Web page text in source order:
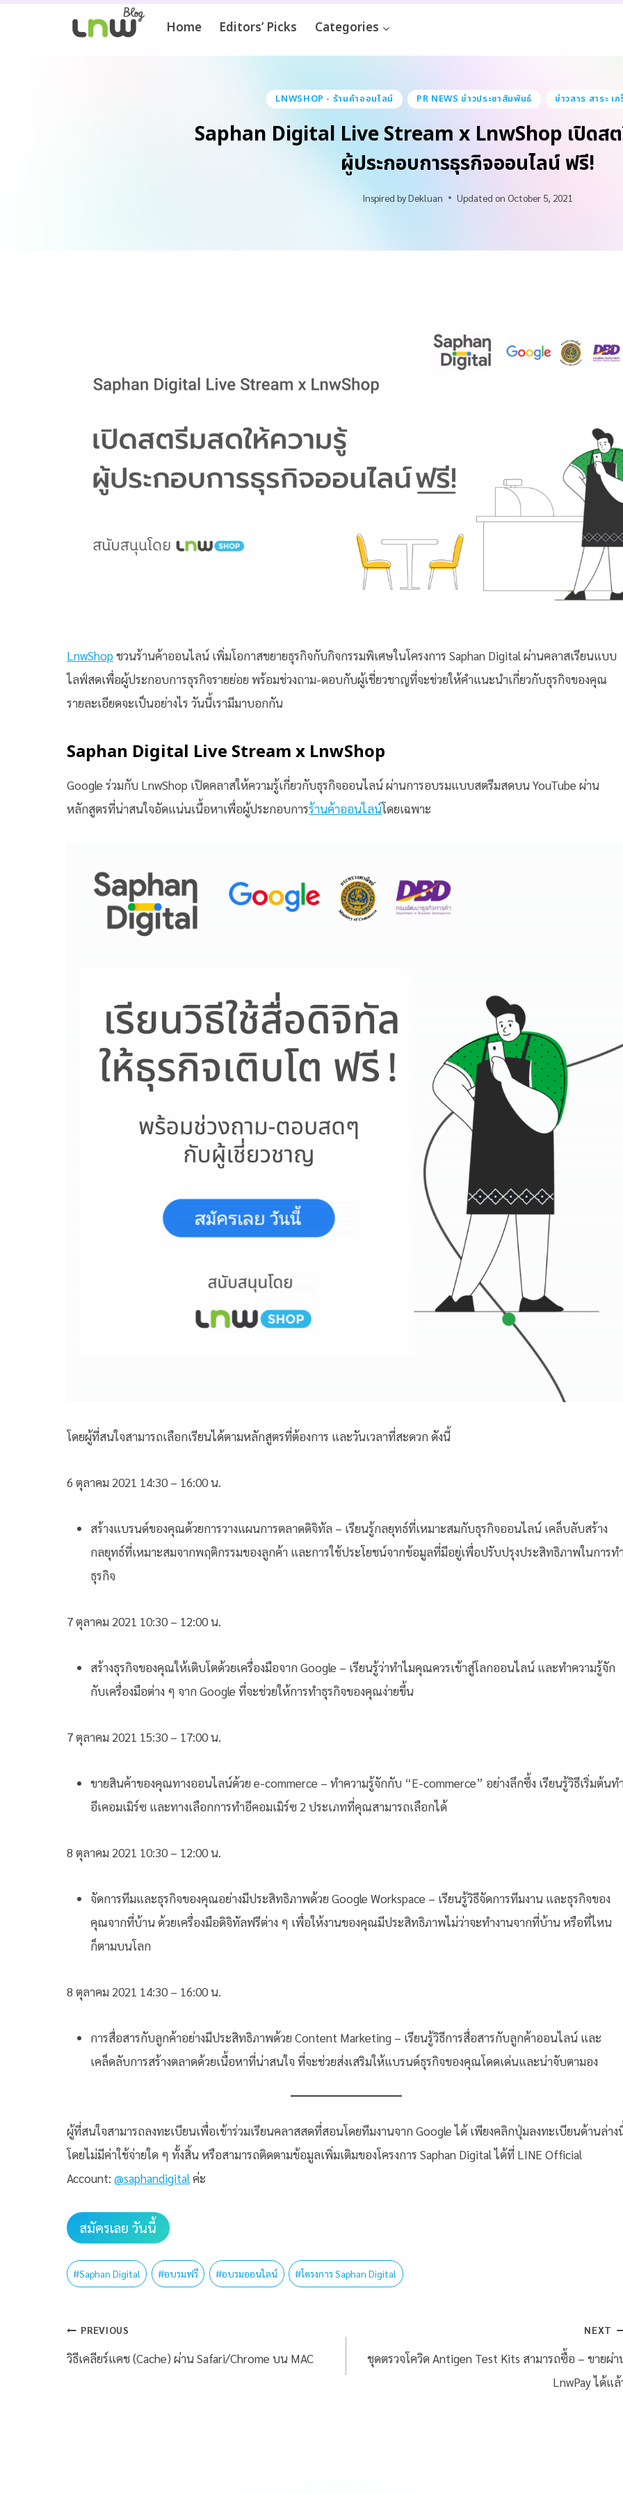
Home Editors’ Picks Categories
LNWSHOP - ร้านค้าออนไลน์ PR NEWS ข่าวประชาสัมพันธ์ ข่าวสาร สาระ เ
Saphan Digital Live Stream x LnwShop เปิดสต
ผู้ประกอบการธุรกิจออนไลน์ ฟรี!
Inspired byDekluan Updated on October 5, 2021
LnwShopชวนร้านค้าออนไลน์ เพิ่มโอกาสขยายธุรกิจกับกิจกรรมพิเศษในโครงการ Saphan Digital ผ่านคลาสเรียนแบบ
ไลฟ์สดเพื่อผู้ประกอบการธุรกิจรายย่อย พร้อมช่วงถาม-ตอบกับผู้เชี่ยวชาญที่จะช่วยให้คำแนะนำเกี่ยวกับธุรกิจของคุณ
รายละเอียดจะเป็นอย่างไร วันนี้เรามีมาบอกกัน
Saphan Digital Live Stream x LnwShop
Google ร่วมกับ LnwShop เปิดคลาสให้ความรู้เกี่ยวกับธุรกิจออนไลน์ ผ่านการอบรมแบบสตรีมสดบน YouTube ผ่าน
หลักสูตรที่น่าสนใจอัดแน่นเนื้อหาเพื่อผู้ประกอบการร้านค้าออนไลน์โดยเฉพาะ
โดยผู้ที่สนใจสามารถเลือกเรียนได้ตามหลักสูตรที่ต้องการ และวันเวลาที่สะดวก ดังนี้
6 ตุลาคม 2021 14:30 – 16:00 น.
สร้างแบรนด์ของคุณด้วยการวางแผนการตลาดดิจิทัล – เรียนรู้กลยุทธ์ที่เหมาะสมกับธุรกิจออนไลน์ เคล็บลับสร้าง
กลยุทธ์ที่เหมาะสมจากพฤติกรรมของลูกค้า และการใช้ประโยชน์จากข้อมูลที่มีอยู่เพื่อปรับปรุงประสิทธิภาพในการท
ธุรกิจ
7 ตุลาคม 2021 10:30 – 12:00 น.
สร้างธุรกิจของคุณให้เติบโตด้วยเครื่องมือจาก Google – เรียนรู้ว่าทำไมคุณควรเข้าสู่โลกออนไลน์ และทำความรู้จัก
กับเครื่องมือต่าง ๆ จาก Google ที่จะช่วยให้การทำธุรกิจของคุณง่ายขึ้น
7 ตุลาคม 2021 15:30 – 17:00 น.
ขายสินค้าของคุณทางออนไลน์ด้วย e-commerce – ทำความรู้จักกับ “E-commerce” อย่างลึกซึ้ง เรียนรู้วิธีเริ่มต้นท
อีเคอมเมิร์ซ และทางเลือกการทำอีคอมเมิร์ซ 2 ประเภทที่คุณสามารถเลือกได้
8 ตุลาคม 2021 10:30 – 12:00 น.
จัดการทีมและธุรกิจของคุณอย่างมีประสิทธิภาพด้วย Google Workspace – เรียนรู้วิธีจัดการทีมงาน และธุรกิจของ
คุณจากที่บ้าน ด้วยเครื่องมือดิจิทัลฟรีต่าง ๆ เพื่อให้งานของคุณมีประสิทธิภาพไม่ว่าจะทำงานจากที่บ้าน หรือที่ไหน
ก็ตามบนโลก
8 ตุลาคม 2021 14:30 – 16:00 น.
การสื่อสารกับลูกค้าอย่างมีประสิทธิภาพด้วย Content Marketing – เรียนรู้วิธีการสื่อสารกับลูกค้าออนไลน์ และ
เคล็ดลับการสร้างตลาดด้วยเนื้อหาที่น่าสนใจ ที่จะช่วยส่งเสริมให้แบรนด์ธุรกิจของคุณโดดเด่นและน่าจับตามอง
ผู้ที่สนใจสามารถลงทะเบียนเพื่อเข้าร่วมเรียนคลาสสดที่สอนโดยทีมงานจาก Google ได้ เพียงคลิกปุ่มลงทะเบียนด้านล่าง
โดยไม่มีค่าใช้จ่ายใด ๆ ทั้งสิ้น หรือสามารถติดตามข้อมูลเพิ่มเติมของโครงการ Saphan Digital ได้ที่ LINE Official
Account: @saphandigitalค่ะ
สมัครเลย วันนี้
#Saphan Digital #อบรมฟรี #อบรมออนไลน์ #โครงการ Saphan Digital
PREVIOUS
วิธีเคลียร์แคช (Cache) ผ่าน Safari/Chrome บน MAC
NEXT
ชุดตรวจโควิด Antigen Test Kits สามารถซื้อ – ขายผ่า
LnwPay ได้แล้